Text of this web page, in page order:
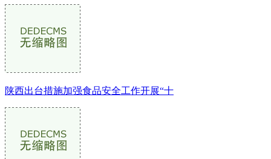
陕西出台措施加强食品安全工作开展“十